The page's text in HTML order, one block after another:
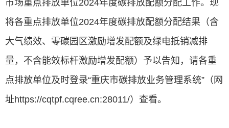
市场重点排放单位2024年度碳排放配额分配工作。现
将各重点排放单位2024年度碳排放配额分配结果（含
大气绩效、零碳园区激励增发配额及绿电抵销减排
量，不含能效标杆激励增发配额）予以告知，请各重
点排放单位及时登录“重庆市碳排放业务管理系统”（网
址https://cqtpf.cqree.cn:28011/）查看。